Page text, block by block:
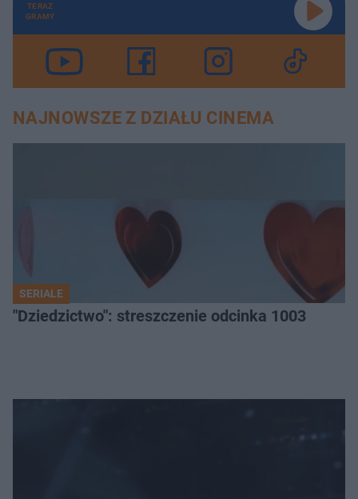
TERAZ
GRAMY
NAJNOWSZE Z DZIAŁU CINEMA
SERIALE
"Dziedzictwo": streszczenie odcinka 1003